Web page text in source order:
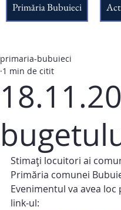
Primăria Bubuieci
primaria-bubuieci
1 min de citit
Stimați locuitori ai
Primăria comunei
Evenimentul va avea
link-ul: